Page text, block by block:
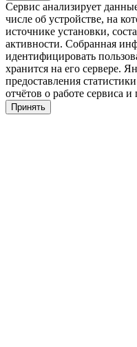
Сервис анализирует
числе об устройстве, на
источнике установки,
активности. Собранная
идентифицировать
хранится на его сервере.
предоставления
отчётов о работе сервиса
Принять